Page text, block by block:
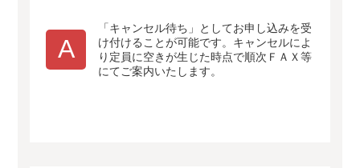
A
「キャンセル待ち」としてお申し込みを受
け付けることが可能です。キャンセルによ
り定員に空きが生じた時点で順次ＦＡＸ等
にてご案内いたします。